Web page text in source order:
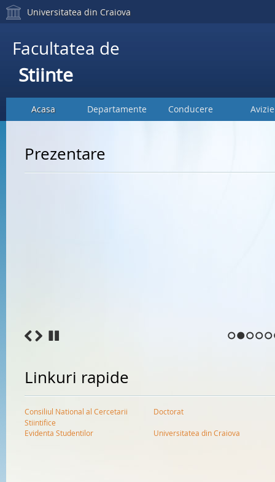
Universitatea din Craiova
Facultatea de
Stiinte
Acasa Departamente Conducere
Prezentare
Linkuri rapide
Consiliul National al Cercetarii
Stiintifice
Doctorat
Evidenta Studentilor Universitatea din Craiova